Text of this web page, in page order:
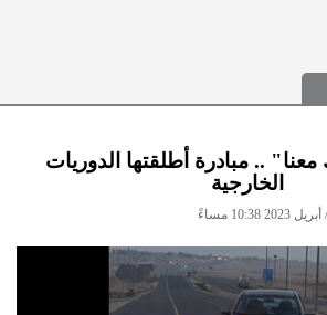
.. مبادرة أطلقتها الدوريات
الخارجية